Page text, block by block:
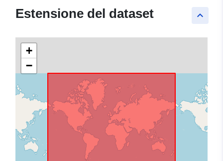
keyboard_arrow_up
Estensione del dataset
+
−